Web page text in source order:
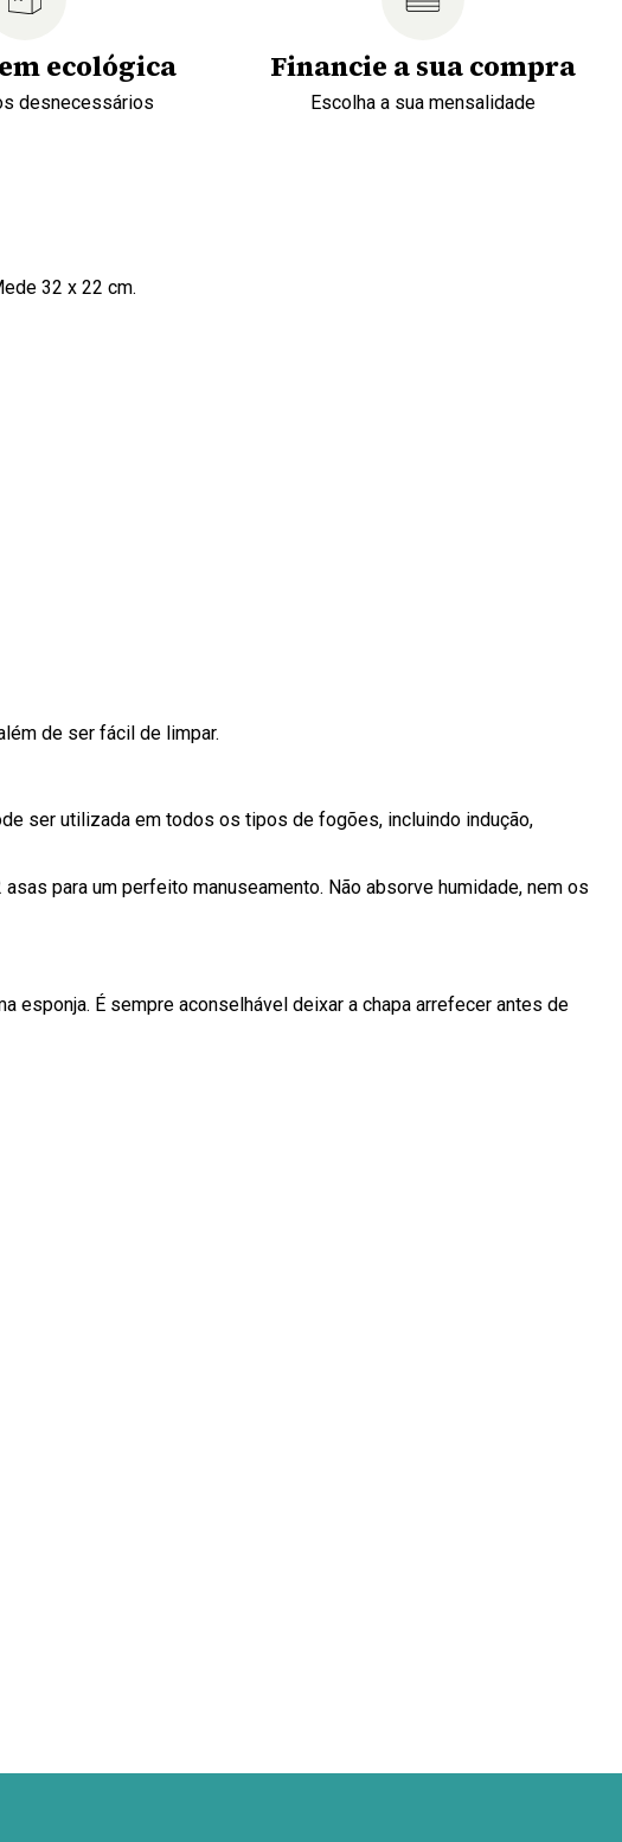
ecológica
desnecessários
Financie a sua compra
Escolha a sua mensalidade
32 x 22 cm.
de ser fácil de limpar.
ser utilizada em todos os tipos de fogões, incluindo indução,
para um perfeito manuseamento. Não absorve humidade, nem os
esponja. É sempre aconselhável deixar a chapa arrefecer antes de